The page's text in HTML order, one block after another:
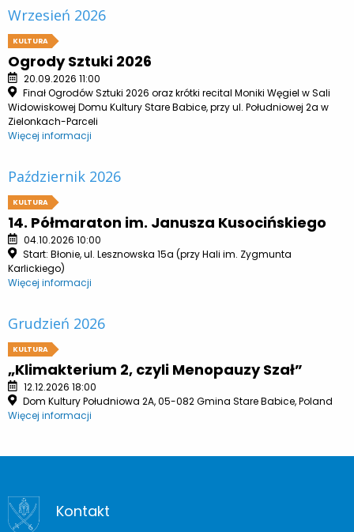
Wrzesień 2026
KULTURA
Ogrody Sztuki 2026
20.09.2026 11:00
Finał Ogrodów Sztuki 2026 oraz krótki recital Moniki Węgiel w Sali
Widowiskowej Domu Kultury Stare Babice, przy ul. Południowej 2a w
Zielonkach-Parceli
Więcej informacji
Październik 2026
KULTURA
14. Półmaraton im. Janusza Kusocińskiego
04.10.2026 10:00
Start: Błonie, ul. Lesznowska 15a (przy Hali im. Zygmunta
Karlickiego)
Więcej informacji
Grudzień 2026
KULTURA
„Klimakterium 2, czyli Menopauzy Szał”
12.12.2026 18:00
Dom Kultury Południowa 2A, 05-082 Gmina Stare Babice, Poland
Więcej informacji
Kontakt